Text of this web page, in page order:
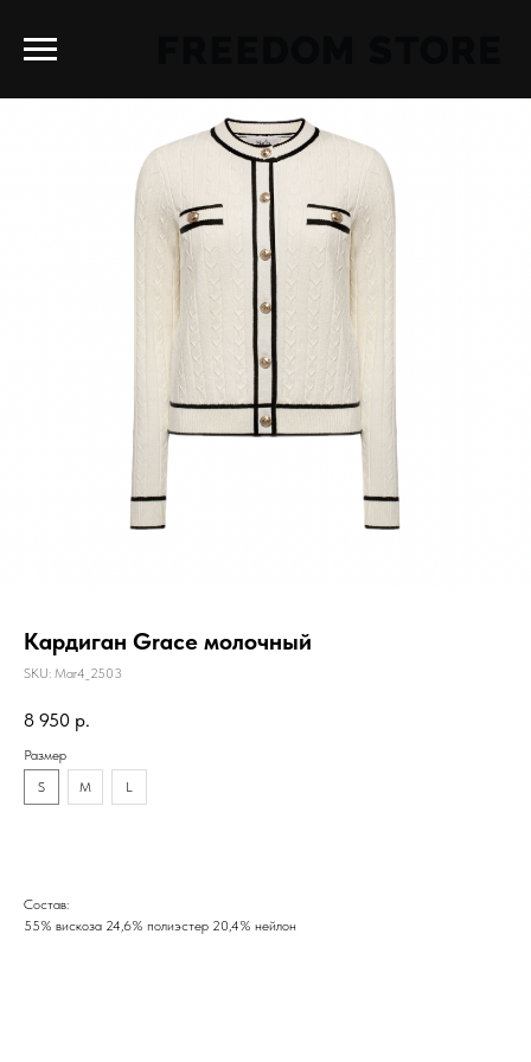
Кардиган Grace молочный
SKU: Mar4_2503
8 950 р.
Размер
S
M L
Состав:
55% вискоза 24,6% полиэстер 20,4% нейлон